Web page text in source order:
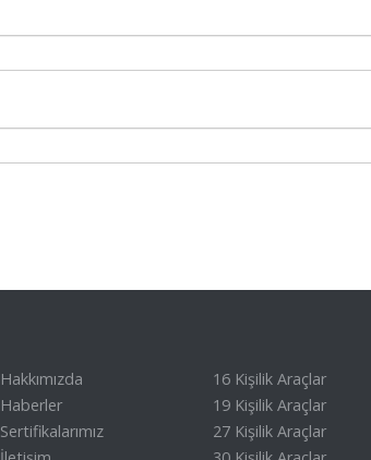
Hakkımızda
Haberler
Sertifikalarımız
16 Kişilik Araçlar
19 Kişilik Araçlar
27 Kişilik Araçlar